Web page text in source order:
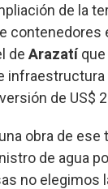
de la
contenedores
de Arazatí
infraestructura
de US$
obra de ese
de agua
no elegimos